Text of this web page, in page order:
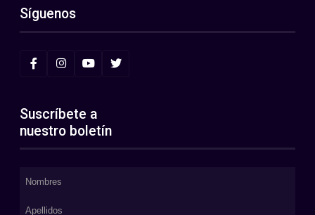
Síguenos
Suscríbete a
nuestro boletín